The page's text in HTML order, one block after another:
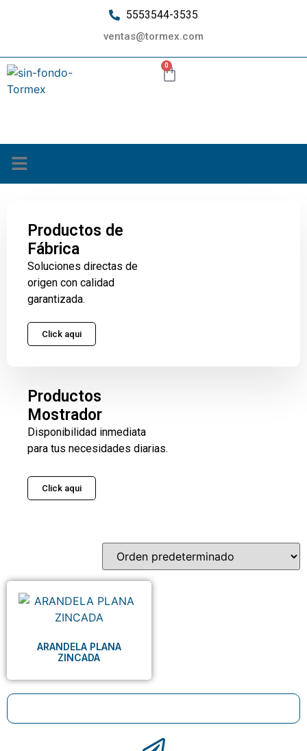
5553544-3535
ventas@tormex.com
0
Productos de
Fábrica
Soluciones directas de
origen con calidad
garantizada.
Click aqui
Productos
Mostrador
Disponibilidad inmediata
para tus necesidades diarias.
Click aqui
ARANDELA PLANA
ZINCADA